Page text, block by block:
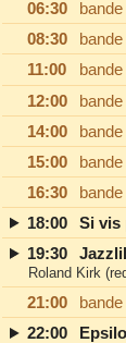
06:30
08:30
11:00
12:00
14:00
15:00
16:30
18:00
Si vis
19:30
Roland Kirk
21:00
22:00